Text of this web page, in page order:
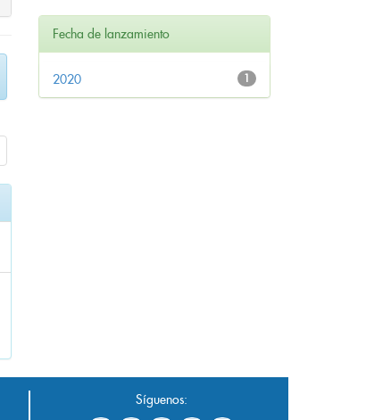
Fecha de lanzamiento
1
2020
Síguenos: